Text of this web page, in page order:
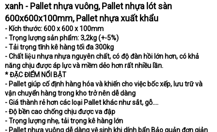
xanh - Pallet nhựa vuông, Pallet nhựa lót sàn
600x600x100mm, Pallet nhựa xuất khẩu
- Kích thước: 600 x 600 x 100mm
- Trọng lượng sản phẩm: 3,2kg (+-5%)
- Tải trọng tĩnh kê hàng tối đa 300kg
- Chất liệu nhựa nhựa nguyên chất, có độ đàn hồi lớn hơn, có khả
năng chịu được áp lực và mềm dẻo hơn rất nhiều lần.
* ĐẶC ĐIỂM NỔI BẬT
- Pallet giúp cố định hàng hóa và khiến cho việc bốc xếp, lưu trữ và
vận chuyển hàng trong kho trở nên dễ dàng
- Giá thành rẻ hơn các loại Pallet khác như sắt, gỗ....
- Độ bền cao chống chịu được va đập
- Trọng lượng nhẹ, tải trọng kê hàng lớn
- Pallet nhựa vuông dễ dàng vệ sinh khi dính bẩn Bảo quản đơn giản